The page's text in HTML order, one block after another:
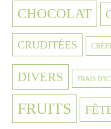
CHOCOLAT
CRUDITÉES
DIVERS FRAIS
FRUITS